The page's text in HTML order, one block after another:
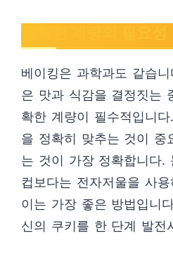
베이킹은 과학과도 같습
은 맛과 식감을 결정짓는
확한 계량이 필수적입니
을 정확히 맞추는 것이 중
는 것이 가장 정확합니다.
컵보다는 전자저울을 사
이는 가장 좋은 방법입니
신의 쿠키를 한 단계 발전